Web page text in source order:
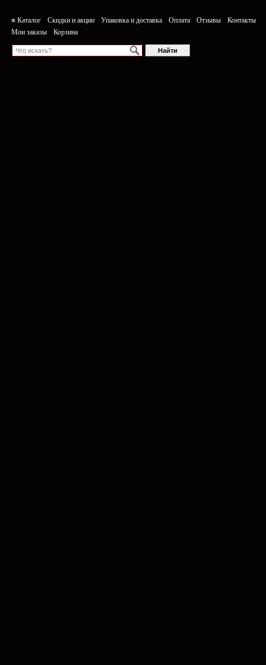
≡ Каталог Скидки и акции Упаковка и доставка Оплата Отзывы
Контакты
Мои заказы
Корзина